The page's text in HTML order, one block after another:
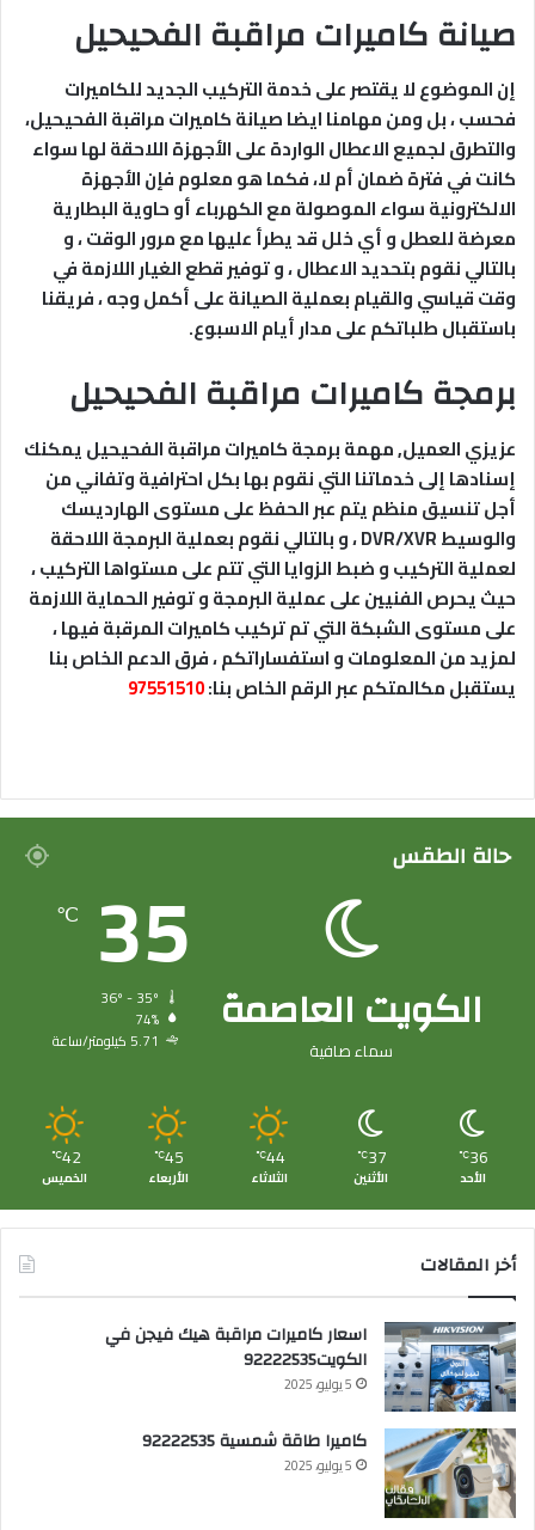
صيانة كاميرات مراقبة الفحيحيل
إن الموضوع لا يقتصر على خدمة التركيب الجديد للكاميرات
فحسب ، بل ومن مهامنا ايضا صيانة كاميرات مراقبة الفحيحيل،
والتطرق لجميع الاعطال الواردة على الأجهزة اللاحقة لها سواء
كانت في فترة ضمان أم لا، فكما هو معلوم فإن الأجهزة
الالكترونية سواء الموصولة مع الكهرباء أو حاوية البطارية
معرضة للعطل و أي خلل قد يطرأ عليها مع مرور الوقت ، و
بالتالي نقوم بتحديد الاعطال ، و توفير قطع الغيار اللازمة في
وقت قياسي والقيام بعملية الصيانة على أكمل وجه ، فريقنا
باستقبال طلباتكم على مدار أيام الاسبوع.
برمجة كاميرات مراقبة الفحيحيل
عزيزي العميل, مهمة برمجة كاميرات مراقبة الفحيحيل يمكنك
إسنادها إلى خدماتنا التي نقوم بها بكل احترافية وتفاني من
أجل تنسيق منظم يتم عبر الحفظ على مستوى الهارديسك
والوسيط DVR/XVR ، و بالتالي نقوم بعملية البرمجة اللاحقة
لعملية التركيب و ضبط الزوايا التي تتم على مستواها التركيب ،
حيث يحرص الفنيين على عملية البرمجة و توفير الحماية اللازمة
على مستوى الشبكة التي تم تركيب كاميرات المرقبة فيها ،
لمزيد من المعلومات و استفساراتكم ، فرق الدعم الخاص بنا
يستقبل مكالمتكم عبر الرقم الخاص بنا:97551510
حالة الطقس
الكويت العاصمة
سماء صافية
35
℃
74%
5.71 كيلومتر/ساعة
36
℃
الأحد
37
℃
الأثنين
44
℃
الثلاثاء
45
℃
الأربعاء
42
℃
الخميس
أخر المقالات
اسعار كاميرات مراقبة هيك فيجن في
الكويت92222535
5 يوليو، 2025
كاميرا طاقة شمسية 92222535
5 يوليو، 2025